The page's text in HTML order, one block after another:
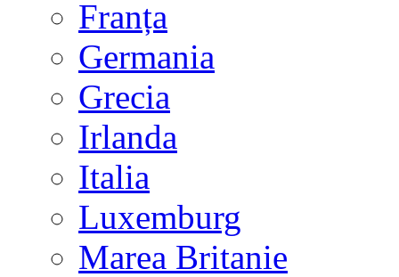
Franța
Germania
Grecia
Irlanda
Italia
Luxemburg
Marea Britanie